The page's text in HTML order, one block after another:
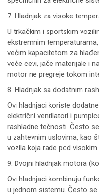
7. Hladnjak za visoke
U trkačkim i sportskim
ekstremnim
većim kapacitetom za
veće cevi, jače materijale i
motor ne pregreje tokom
8. Hladnjak sa dodatnim
Ovi hladnjaci koriste
električni ventilatori i
rashladne tečnosti. Često
u zahtevnim uslovima, kao
vozila koja rade pod
9. Dvojni hladnjak motora
Ovi hladnjaci kombinuju
u jednom sistemu. Često